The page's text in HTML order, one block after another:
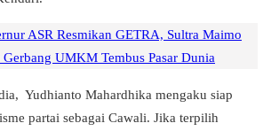
ASR Resmikan GETRA, Sultra Maimo
UMKM Tembus Pasar Dunia
Yudhianto Mahardhika mengaku siap
partai sebagai Cawali. Jika terpilih